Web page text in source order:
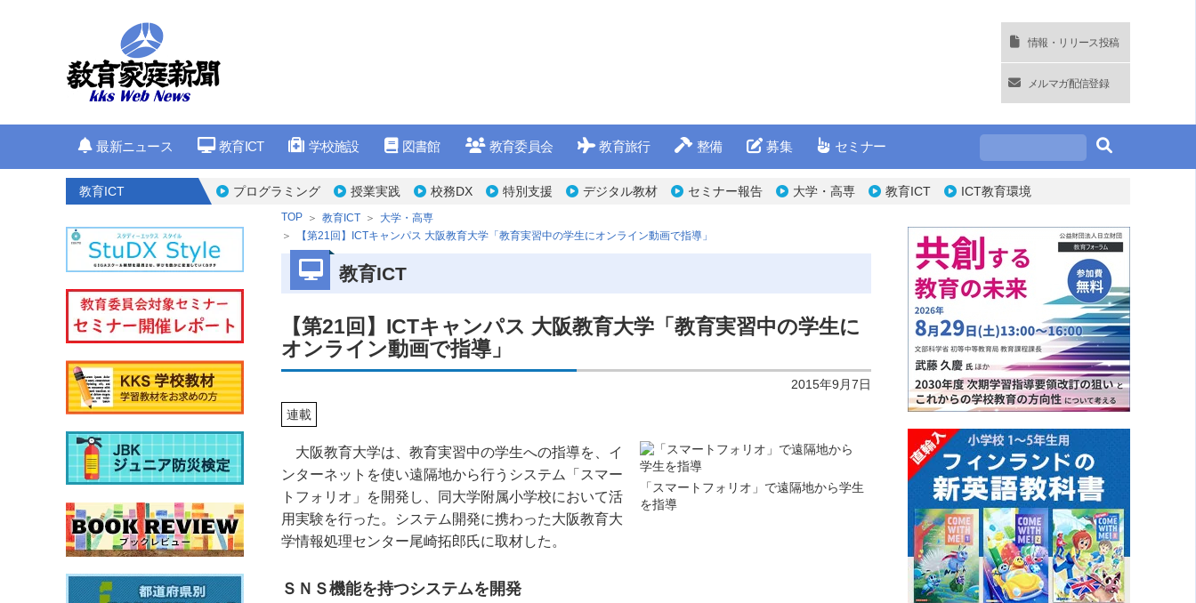
情報・リリース投稿
メルマガ配信登録
最新ニュース 教育ICT 学校施設 図書館 教育委員会 教育旅行 整備 募集 セミナー
教育ICT プログラミング 授業実践 校務DX 特別支援 デジタル教材 セミナー報告 大学・高専 教育ICT ICT教育環境
TOP 教育ICT
大学・高専
【第21回】ICTキャンパス 大阪教育大学「教育実習中の学生にオンライン動画で指導」
教育ICT
【第21回】ICTキャンパス 大阪教育大学「教育実習中の学生に
オンライン動画で指導」
2015年9月7日
連載
「スマートフォリオ」で遠隔地から学生
を指導
大阪教育大学は、教育実習中の学生への指導を、イ
ンターネットを使い遠隔地から行うシステム「スマー
トフォリオ」を開発し、同大学附属小学校において活
用実験を行った。システム開発に携わった大阪教育大
学情報処理センター尾崎拓郎氏に取材した。
ＳＮＳ機能を持つシステムを開発